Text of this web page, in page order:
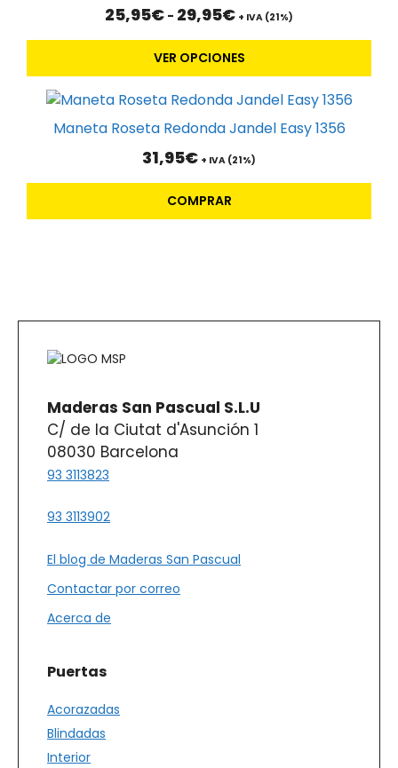
producto
25,95€ - 29,95€Rango
precios:
desde
25,95€
hasta
+ IVA (21%)
VER OPCIONES
variantes.
pueden
Maneta Roseta Redonda Jandel Easy 1356
31,95€ + IVA (21%)
COMPRAR
Maderas San Pascual S.L.U
C/ de la Ciutat d'Asunción 1
08030 Barcelona
93 3113823
93 3113902
El blog de Maderas San Pascual
Contactar por correo
Acerca de
Puertas
Acorazadas
Blindadas
Interior